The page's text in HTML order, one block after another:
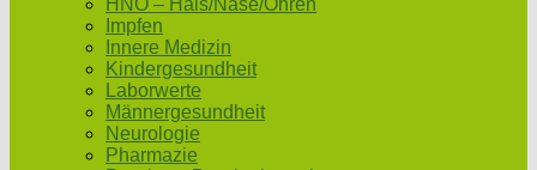
HNO – Hals/Nase/Ohren
Impfen
Innere Medizin
Kindergesundheit
Laborwerte
Männergesundheit
Neurologie
Pharmazie